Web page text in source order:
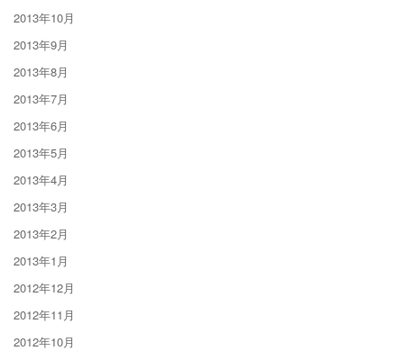
2013年10月
2013年9月
2013年8月
2013年7月
2013年6月
2013年5月
2013年4月
2013年3月
2013年2月
2013年1月
2012年12月
2012年11月
2012年10月